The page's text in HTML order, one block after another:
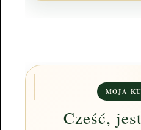
MOJA
Cześć,